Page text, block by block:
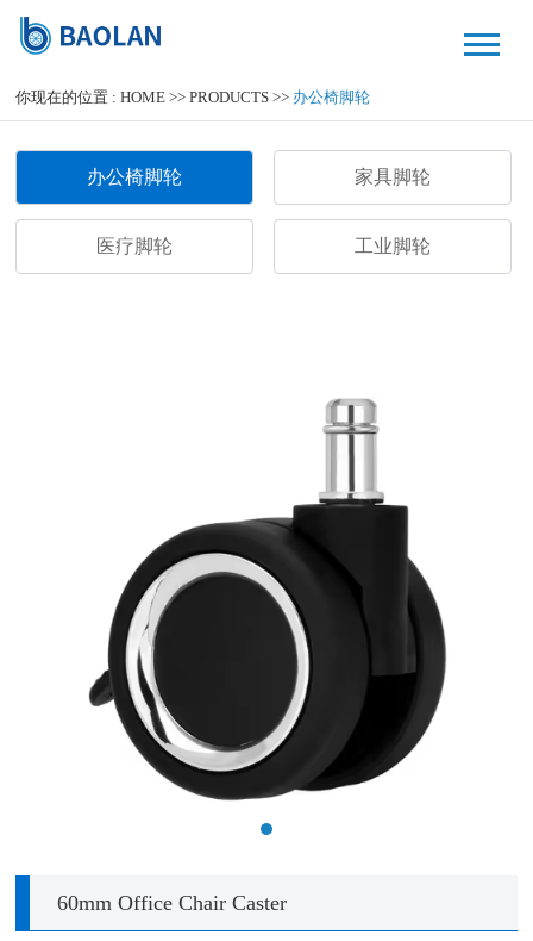
你现在的位置 :HOME >>PRODUCTS >> 办公椅脚轮
办公椅脚轮 家具脚轮
医疗脚轮 工业脚轮
60mm Office Chair Caster